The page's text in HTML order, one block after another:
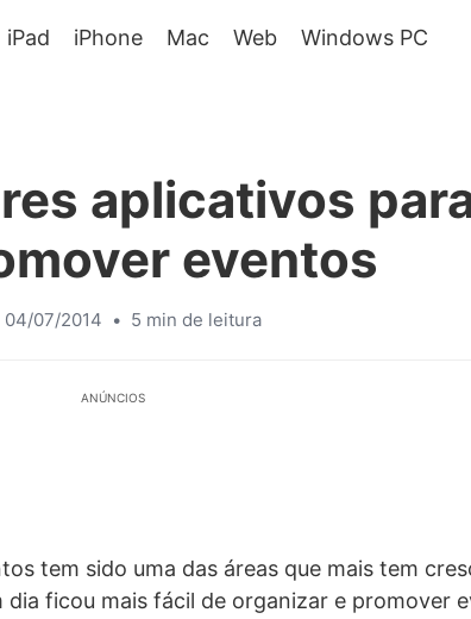
iPad iPhone Mac Web Windows PC
aplicativos
eventos
04/07/2014 • 5 min de leitura
ANÚNCIOS
tem sido uma das áreas que mais tem
dia ficou mais fácil de organizar e promover